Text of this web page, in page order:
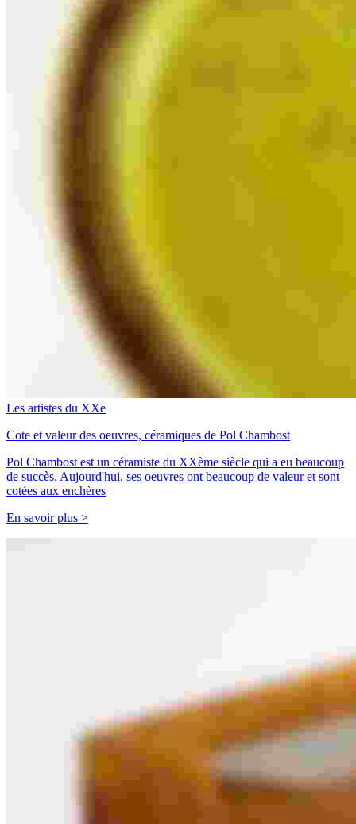
Les artistes du XXe
Cote et valeur des oeuvres, céramiques de Pol Chambost
Pol Chambost est un céramiste du XXème siècle qui a eu beaucoup
de succès. Aujourd'hui, ses oeuvres ont beaucoup de valeur et sont
cotées aux enchères
En savoir plus >